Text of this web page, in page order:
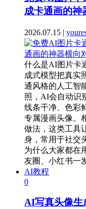
成卡通画的神
2026.07.15 |
什么是AI图片卡
成式模型把真实
通风格的人工智
照，AI会自动识
线条干净、色彩
专属漫画头像。
做法，这类工具
身，常用于社交
为什么大家都在
友圈、小红书一
AI教程
0
AI写真头像生